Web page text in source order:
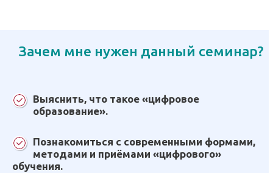
Зачем мне нужен данный семинар?
Выяснить, что такое «цифровое
образование».
Познакомиться с современными формами,
методами и приёмами «цифрового»
обучения.